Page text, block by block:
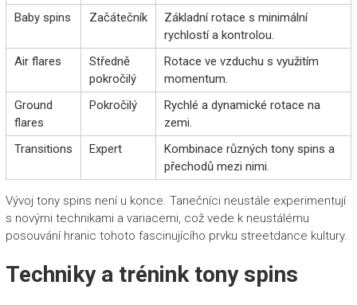
Baby spins Začátečník
Základní rotace s minimální
rychlostí a kontrolou.
Air flares
Středně
pokročilý
Rotace ve vzduchu s využitím
momentum.
Ground
flares
Pokročilý
Rychlé a dynamické rotace na
zemi.
Transitions
Expert
Kombinace různých tony spins a
přechodů mezi nimi.
Vývoj tony spins není u konce. Tanečníci neustále experimentují
s novými technikami a variacemi, což vede k neustálému
posouvání hranic tohoto fascinujícího prvku streetdance kultury.
Techniky a trénink tony spins